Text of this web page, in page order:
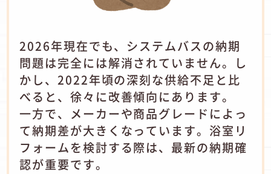
2026年現在でも、システムバスの納期
問題は完全には解消されていません。し
かし、2022年頃の深刻な供給不足と比
べると、徐々に改善傾向にあります。
一方で、メーカーや商品グレードによっ
て納期差が大きくなっています。浴室リ
フォームを検討する際は、最新の納期確
認が重要です。